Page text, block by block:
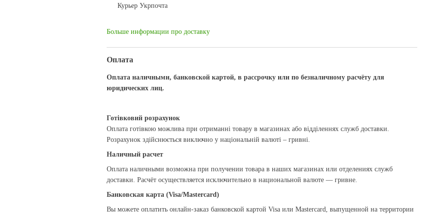
Курьер Укрпочта
Больше информации про доставку
Оплата
Оплата наличными, банковской картой, в рассрочку или по безналичному расчёту для
юридических лиц.
Готівковий розрахунок
Оплата готівкою можлива при отриманні товару в магазинах або відділеннях служб доставки.
Розрахунок здійснюється виключно у національній валюті – гривні.
Наличный расчет
Оплата наличными возможна при получении товара в наших магазинах или отделениях служб
доставки. Расчёт осуществляется исключительно в национальной валюте — гривне.
Банковская карта (Visa/Mastercard)
Вы можете оплатить онлайн-заказ банковской картой Visa или Mastercard, выпущенной на территории